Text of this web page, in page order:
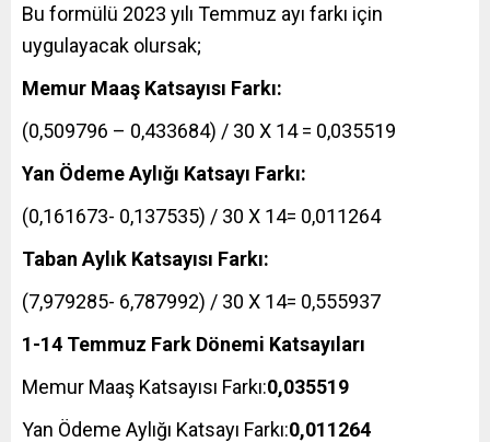
Bu formülü 2023 yılı Temmuz ayı farkı için
uygulayacak olursak;
Memur Maaş Katsayısı Farkı:
(0,509796 – 0,433684) / 30 X 14 = 0,035519
Yan Ödeme Aylığı Katsayı Farkı:
(0,161673- 0,137535) / 30 X 14= 0,011264
Taban Aylık Katsayısı Farkı:
(7,979285- 6,787992) / 30 X 14= 0,555937
1-14 Temmuz Fark Dönemi Katsayıları
Memur Maaş Katsayısı Farkı:0,035519
Yan Ödeme Aylığı Katsayı Farkı:0,011264